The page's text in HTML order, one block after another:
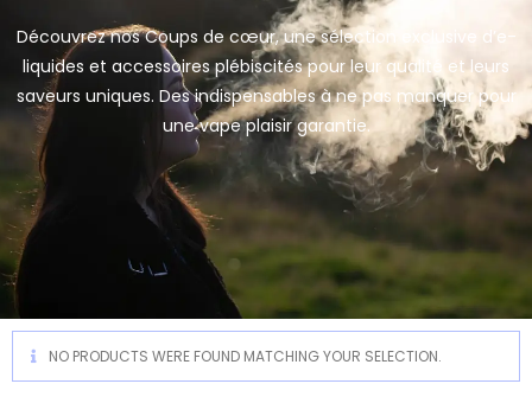
Découvrez nos Coups de cœur, une sélection exclusive d’e-
liquides et accessoires plébiscités pour leur qualité et leurs
saveurs uniques. Des indispensables à ne pas manquer pour
une vape plaisir garantie.
NO PRODUCTS WERE FOUND MATCHING YOUR SELECTION.